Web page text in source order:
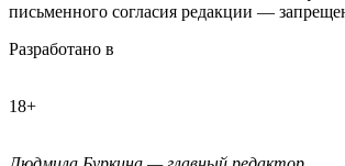
письменного согласия редакции —
Разработано в
18+